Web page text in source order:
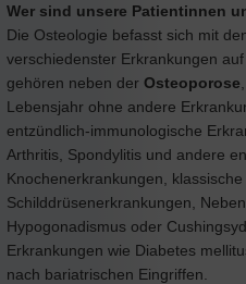
Wer sind unsere Patientinnen
Die Osteologie befasst sich mit
verschiedenster Erkrankungen
gehören neben der Osteoporose
Lebensjahr ohne andere
entzündlich-immunologische
Arthritis, Spondylitis und andere
Knochenerkrankungen,
Schilddrüsenerkrankungen,
Hypogonadismus oder
Erkrankungen wie Diabetes
nach bariatrischen Eingriffen.